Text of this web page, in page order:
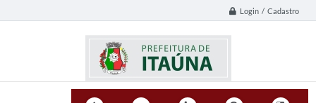
Login / Cadastro